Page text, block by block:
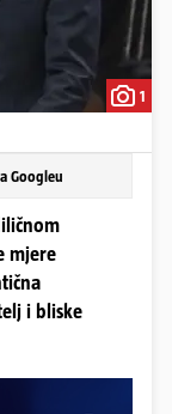
1
Googleu
mjere
i bliske